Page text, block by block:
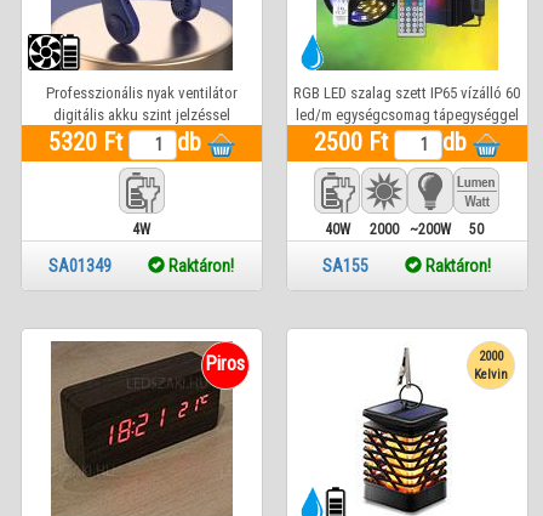
Professzionális nyak ventilátor
digitális akku szint jelzéssel
5320 Ft db
4W
SA01349 Raktáron!
RGB LED szalag szett IP65 vízálló 60
led/m egységcsomag tápegységgel
és vezérlővel
2500 Ft db
40W
2000
~200W 50
SA155 Raktáron!
Piros
2000
Kelvin